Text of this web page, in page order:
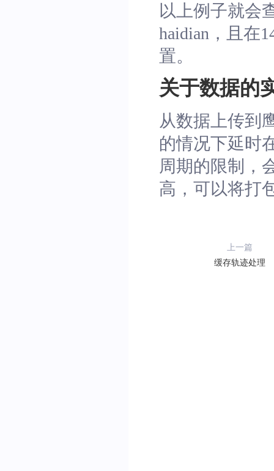
以上例子就会
haidian，且在
置。
关于数据的
从数据上传到
的情况下延时
周期的限制，
高，可以将打
上一篇
缓存轨迹处理